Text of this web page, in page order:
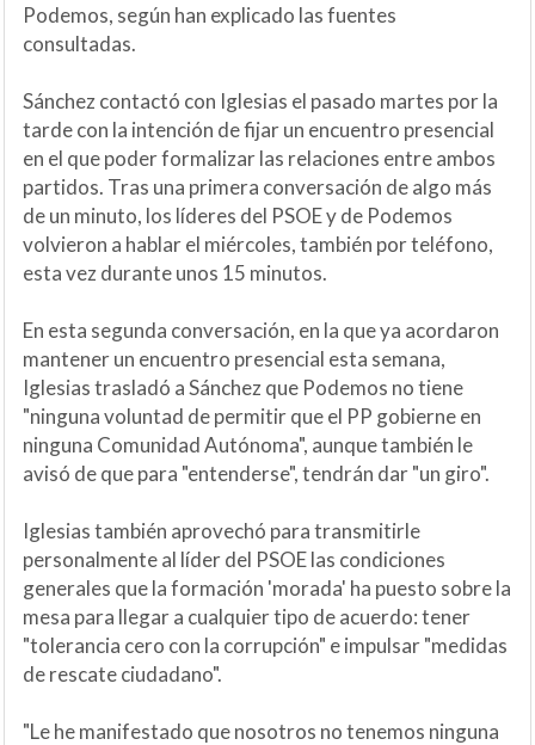
Podemos, según han explicado las fuentes
consultadas.
Sánchez contactó con Iglesias el pasado martes por la
tarde con la intención de fijar un encuentro presencial
en el que poder formalizar las relaciones entre ambos
partidos. Tras una primera conversación de algo más
de un minuto, los líderes del PSOE y de Podemos
volvieron a hablar el miércoles, también por teléfono,
esta vez durante unos 15 minutos.
En esta segunda conversación, en la que ya acordaron
mantener un encuentro presencial esta semana,
Iglesias trasladó a Sánchez que Podemos no tiene
"ninguna voluntad de permitir que el PP gobierne en
ninguna Comunidad Autónoma", aunque también le
avisó de que para "entenderse", tendrán dar "un giro".
Iglesias también aprovechó para transmitirle
personalmente al líder del PSOE las condiciones
generales que la formación 'morada' ha puesto sobre la
mesa para llegar a cualquier tipo de acuerdo: tener
"tolerancia cero con la corrupción" e impulsar "medidas
de rescate ciudadano".
"Le he manifestado que nosotros no tenemos ninguna